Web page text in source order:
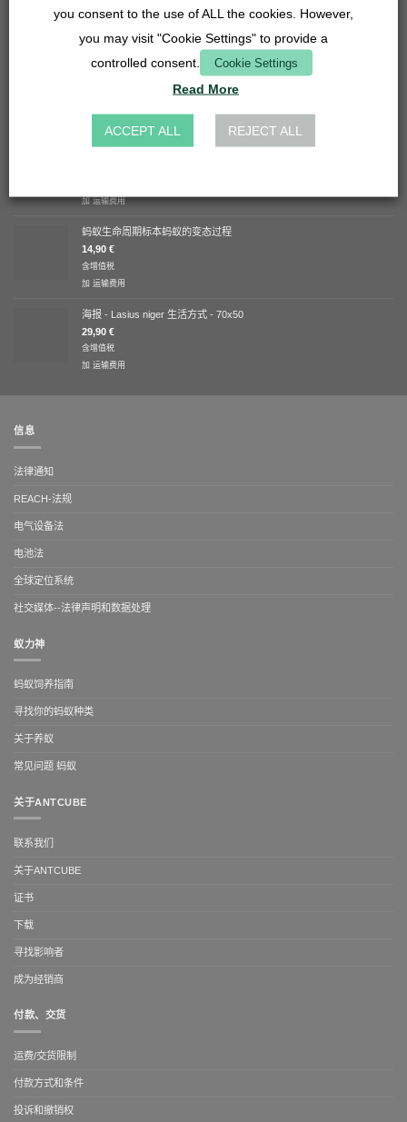
8,32 €
Weiße, glänzende Tasse
加 运输费用
蚂蚁生命周期标本蚂蚁的变态过程
14,90 €
含增值税
加 运输费用
海报 - Lasius niger 生活方式 - 70x50
29,90 €
含增值税
加 运输费用
信息
法律通知
REACH-法规
电气设备法
电池法
全球定位系统
社交媒体--法律声明和数据处理
蚁力神
蚂蚁饲养指南
寻找你的蚂蚁种类
关于养蚁
常见问题 蚂蚁
关于ANTCUBE
联系我们
关于ANTCUBE
证书
下载
寻找影响者
成为经销商
付款、交货
运费/交货限制
付款方式和条件
投诉和撤销权
you consent to the use of ALL the cookies. However,
you may visit "Cookie Settings" to provide a
controlled consent.
Cookie Settings
Read More
ACCEPT ALL REJECT ALL